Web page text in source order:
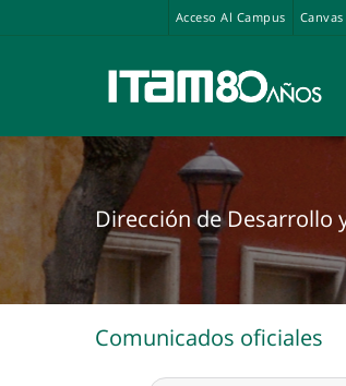
Acceso Al Campus Canvas
Comunicados oficiales